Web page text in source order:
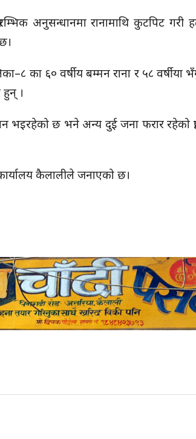
अनुसन्धानमा रानामाथि कुटपिट गरी
का ६० वर्षीय बम्मन राना र ५८ वर्षीया
हुन् ।
भइरहेको छ भने अन्य दुई जना फरार रहेको
कैलालीले जनाएको छ।